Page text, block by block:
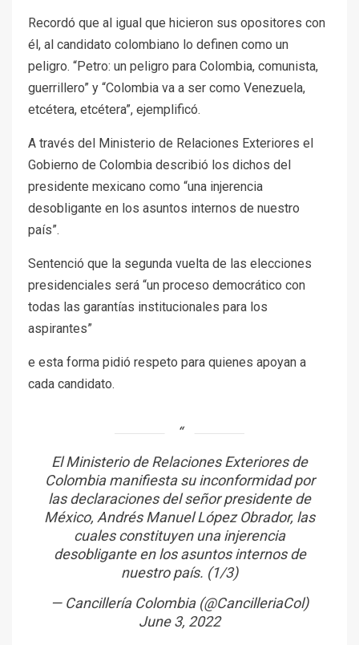
Recordó que al igual que hicieron sus opositores con
él, al candidato colombiano lo definen como un
peligro. “Petro: un peligro para Colombia, comunista,
guerrillero” y “Colombia va a ser como Venezuela,
etcétera, etcétera”, ejemplificó.
A través del Ministerio de Relaciones Exteriores el
Gobierno de Colombia describió los dichos del
presidente mexicano como “una injerencia
desobligante en los asuntos internos de nuestro
país”.
Sentenció que la segunda vuelta de las elecciones
presidenciales será “un proceso democrático con
todas las garantías institucionales para los
aspirantes”
e esta forma pidió respeto para quienes apoyan a
cada candidato.
El Ministerio de Relaciones Exteriores de
Colombia manifiesta su inconformidad por
las declaraciones del señor presidente de
México, Andrés Manuel López Obrador, las
cuales constituyen una injerencia
desobligante en los asuntos internos de
nuestro país. (1/3)
— Cancillería Colombia (@CancilleriaCol)
June 3, 2022